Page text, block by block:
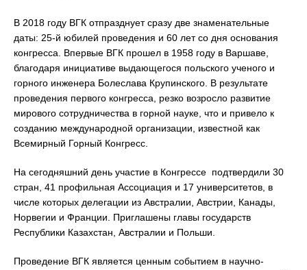
В 2018 году ВГК отпразднует сразу две знаменательные
даты: 25-й юбилей проведения и 60 лет со дня основания
конгресса. Впервые ВГК прошел в 1958 году в Варшаве,
благодаря инициативе выдающегося польского ученого и
горного инженера Болеслава Крупинского. В результате
проведения первого конгресса, резко возросло развитие
мирового сотрудничества в горной науке, что и привело к
созданию международной организации, известной как
Всемирный Горный Конгресс.
На сегодняшний день участие в Конгрессе подтвердили 30
стран, 41 профильная Ассоциация и 17 университетов, в
числе которых делегации из Австралии, Австрии, Канады,
Норвегии и Франции. Приглашены главы государств
Республики Казахстан, Австралии и Польши.
Проведение ВГК является ценным событием в научно-